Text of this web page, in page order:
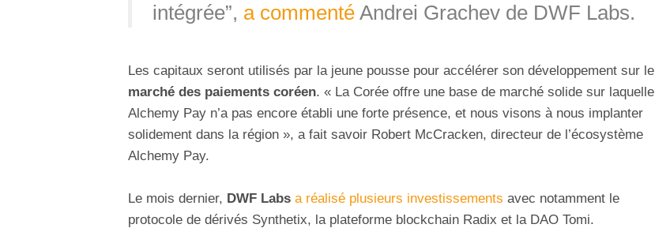
intégrée”, a commentéAndrei Grachev de DWF Labs.
Les capitaux seront utilisés par la jeune pousse pour accélérer son développement sur le
marché des paiements coréen. « La Corée offre une base de marché solide sur laquelle
Alchemy Pay n’a pas encore établi une forte présence, et nous visons à nous implanter
solidement dans la région », a fait savoir Robert McCracken, directeur de l’écosystème
Alchemy Pay.
Le mois dernier, DWF Labs a réalisé plusieurs investissements avec notamment le
protocole de dérivés Synthetix, la plateforme blockchain Radix et la DAO Tomi.